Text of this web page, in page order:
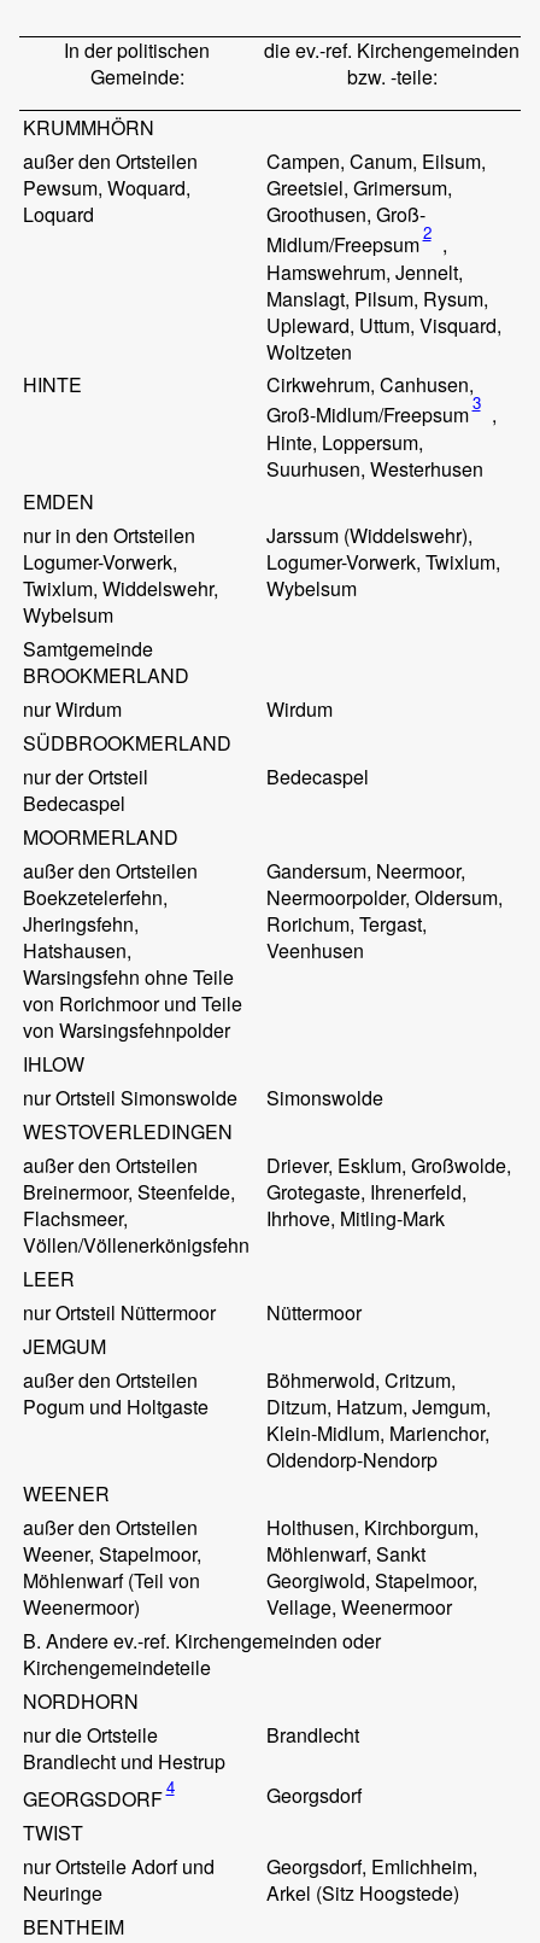
In der politischen
Gemeinde:
die ev.-ref. Kirchengemeinden
bzw. -teile:
KRUMMHÖRN
außer den Ortsteilen
Pewsum, Woquard,
Loquard
Campen, Canum, Eilsum,
Greetsiel, Grimersum,
Groothusen, Groß-
Midlum/Freepsum2 ,
Hamswehrum, Jennelt,
Manslagt, Pilsum, Rysum,
Upleward, Uttum, Visquard,
Woltzeten
HINTE
Cirkwehrum, Canhusen,
Groß-Midlum/Freepsum3 ,
Hinte, Loppersum,
Suurhusen, Westerhusen
EMDEN
nur in den Ortsteilen
Logumer-Vorwerk,
Twixlum, Widdelswehr,
Wybelsum
Jarssum (Widdelswehr),
Logumer-Vorwerk, Twixlum,
Wybelsum
Samtgemeinde
BROOKMERLAND
nur Wirdum
Wirdum
SÜDBROOKMERLAND
nur der Ortsteil
Bedecaspel
Bedecaspel
MOORMERLAND
außer den Ortsteilen
Boekzetelerfehn,
Jheringsfehn,
Hatshausen,
Warsingsfehn ohne Teile
von Rorichmoor und Teile
von Warsingsfehnpolder
Gandersum, Neermoor,
Neermoorpolder, Oldersum,
Rorichum, Tergast,
Veenhusen
IHLOW
nur Ortsteil Simonswolde
Simonswolde
WESTOVERLEDINGEN
außer den Ortsteilen
Breinermoor, Steenfelde,
Flachsmeer,
Völlen/Völlenerkönigsfehn
Driever, Esklum, Großwolde,
Grotegaste, Ihrenerfeld,
Ihrhove, Mitling-Mark
LEER
nur Ortsteil Nüttermoor
Nüttermoor
JEMGUM
außer den Ortsteilen
Pogum und Holtgaste
Böhmerwold, Critzum,
Ditzum, Hatzum, Jemgum,
Klein-Midlum, Marienchor,
Oldendorp-Nendorp
WEENER
außer den Ortsteilen
Weener, Stapelmoor,
Möhlenwarf (Teil von
Weenermoor)
Holthusen, Kirchborgum,
Möhlenwarf, Sankt
Georgiwold, Stapelmoor,
Vellage, Weenermoor
B. Andere ev.-ref. Kirchengemeinden oder
Kirchengemeindeteile
NORDHORN
nur die Ortsteile
Brandlecht und Hestrup
Brandlecht
GEORGSDORF4
Georgsdorf
TWIST
nur Ortsteile Adorf und
Neuringe
Georgsdorf, Emlichheim,
Arkel (Sitz Hoogstede)
BENTHEIM